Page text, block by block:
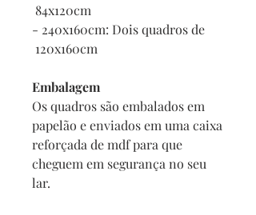
84x120cm
- 240x160cm: Dois quadros de
120x160cm
Embalagem
Os quadros são embalados em
papelão e enviados em uma caixa
reforçada de mdf para que
cheguem em segurança no seu
lar.